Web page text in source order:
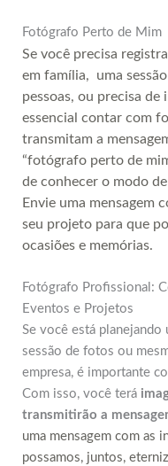
Fotógrafo Perto de Mim
Se você precisa
em família, uma
pessoas, ou precisa de
essencial contar com
transmitam a
“fotógrafo perto de
de conhecer o modo
Envie uma mensagem
seu projeto para que
ocasiões e memórias.
Fotógrafo Profissional:
Eventos e Projetos
Se você está
sessão de fotos ou
empresa, é importante
Com isso, você terá
transmitirão a
uma mensagem com as
possamos, juntos,